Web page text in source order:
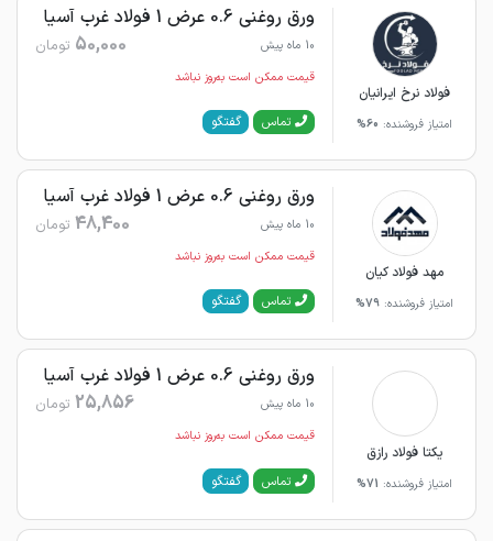
فولاد نرخ ایرانیان
امتیاز فروشنده: 60%
ورق روغنی 0.6 عرض 1 فولاد غرب آسیا
10 ماه پیش 50,000 تومان
قیمت ممکن است به‌روز نباشد
تماس گفتگو
مهد فولاد کیان
امتیاز فروشنده: 79%
ورق روغنی 0.6 عرض 1 فولاد غرب آسیا
10 ماه پیش 48,400 تومان
قیمت ممکن است به‌روز نباشد
تماس گفتگو
یکتا فولاد رازق
امتیاز فروشنده: 71%
ورق روغنی 0.6 عرض 1 فولاد غرب آسیا
10 ماه پیش 25,856 تومان
قیمت ممکن است به‌روز نباشد
تماس گفتگو